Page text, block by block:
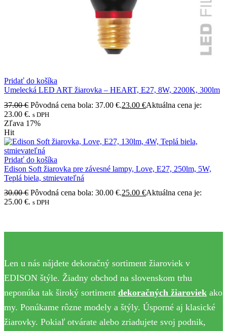
Pridať do košíka
Umelecká LED ART žiarovka – HEART, E27, 8W, 2200K, 300lm
37.00€ Pôvodná cena bola: 37.00 €.23.00 €Aktuálna cena je:
23.00 €. s DPH
Zľava 17%
Hit
Pridať do košíka
Edison Soft žiarovka pre závesné lampy, Love, E27, 250lm, 5W,
Teplá biela, stmievateľná
30.00€ Pôvodná cena bola: 30.00 €.25.00 €Aktuálna cena je:
25.00 €. s DPH
Len u nás nájdete dekoračný sortiment žiaroviek v
EDISON štýle. Žiadny obchod na slovenskom trhu
neponúka tak široký sortiment dekoračných žiaroviek ako
my. Ponúkame rôzne modely a štýly. Úsporné aj klasické
žiarovky. Pokiaľ otvárate alebo zriadujete svoj podnik,